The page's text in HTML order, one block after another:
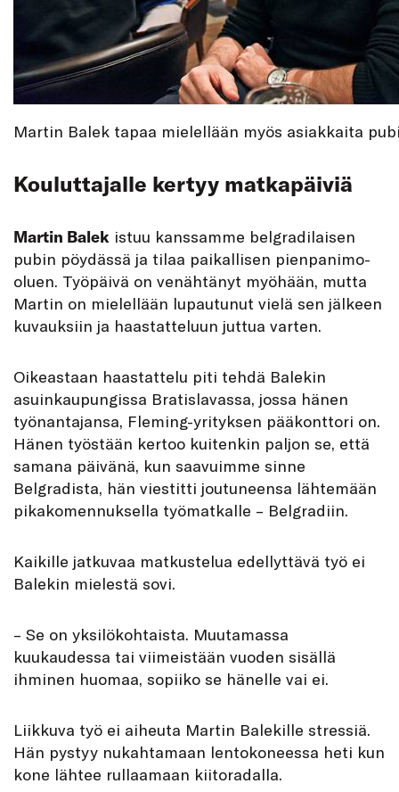
Martin Balek tapaa mielellään myös asiakkaita
Kouluttajalle kertyy matkapäiviä
Martin Balek istuu kanssamme belgradilaisen
pubin pöydässä ja tilaa paikallisen pienpanimo-
oluen. Työpäivä on venähtänyt myöhään, mutta
Martin on mielellään lupautunut vielä sen jälkeen
kuvauksiin ja haastatteluun juttua varten.
Oikeastaan haastattelu piti tehdä Balekin
asuinkaupungissa Bratislavassa, jossa hänen
työnantajansa, Fleming-yrityksen pääkonttori on.
Hänen työstään kertoo kuitenkin paljon se, että
samana päivänä, kun saavuimme sinne
Belgradista, hän viestitti joutuneensa lähtemään
pikakomennuksella työmatkalle – Belgradiin.
Kaikille jatkuvaa matkustelua edellyttävä työ ei
Balekin mielestä sovi.
– Se on yksilökohtaista. Muutamassa
kuukaudessa tai viimeistään vuoden sisällä
ihminen huomaa, sopiiko se hänelle vai ei.
Liikkuva työ ei aiheuta Martin Balekille stressiä.
Hän pystyy nukahtamaan lentokoneessa heti kun
kone lähtee rullaamaan kiitoradalla.